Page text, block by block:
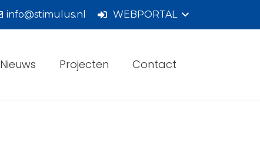
info@stimulus.nl WEBPORTAL
Nieuws Projecten Contact